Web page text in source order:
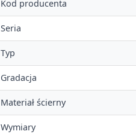
Kod producenta
Seria
Typ
Gradacja
Materiał ścierny
Wymiary